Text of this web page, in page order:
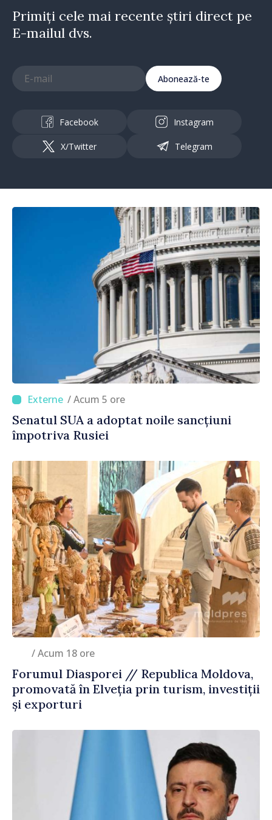
Primiți cele mai recente știri direct pe
E-mailul dvs.
Abonează-te
Facebook Instagram
X/Twitter Telegram
/ Acum 5 ore
Senatul SUA a adoptat noile sancțiuni
împotriva Rusiei
/ Acum 18 ore
Forumul Diasporei // Republica Moldova,
promovată în Elveția prin turism, investiții
și exporturi